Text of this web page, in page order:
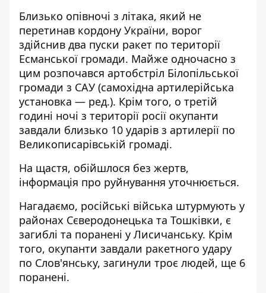
Близько опівночі з літака, який не
перетинав кордону України, ворог
здійснив два пуски ракет по території
Есманської громади. Майже одночасно з
цим розпочався артобстріл Білопільської
громади з САУ (самохідна артилерійська
установка — ред.). Крім того, о третій
годині ночі з території росії окупанти
завдали близько 10 ударів з артилерії по
Великописарівській громаді.
На щастя, обійшлося без жертв,
інформація про руйнування уточнюється.
Нагадаємо, російські війська штурмують у
районах Сєверодонецька та Тошківки, є
загиблі та поранені у Лисичанську. Крім
того, окупанти завдали ракетного удару
по Слов'янську, загинули троє людей, ще 6
поранені.